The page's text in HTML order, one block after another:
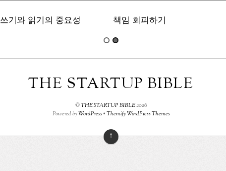
쓰기와 읽기의 중요성 책임 회피하기
THE STARTUP BIBLE
©THE STARTUP BIBLE2026
Powered byWordPress•Themify WordPress Themes
↑